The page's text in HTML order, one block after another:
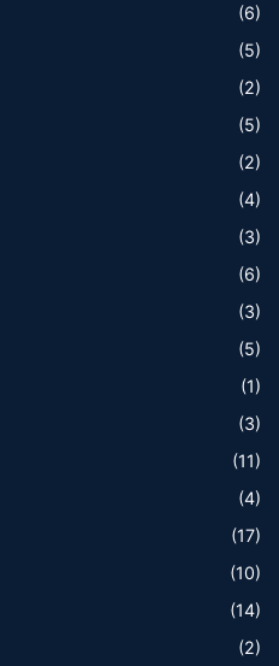
(6)
(5)
(2)
(5)
(2)
(4)
(3)
(6)
(3)
(5)
(1)
(3)
(11)
(4)
(17)
(10)
(14)
(2)